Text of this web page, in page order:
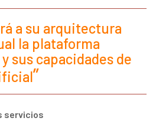
a su arquitectura
la plataforma
sus capacidades de
servicios